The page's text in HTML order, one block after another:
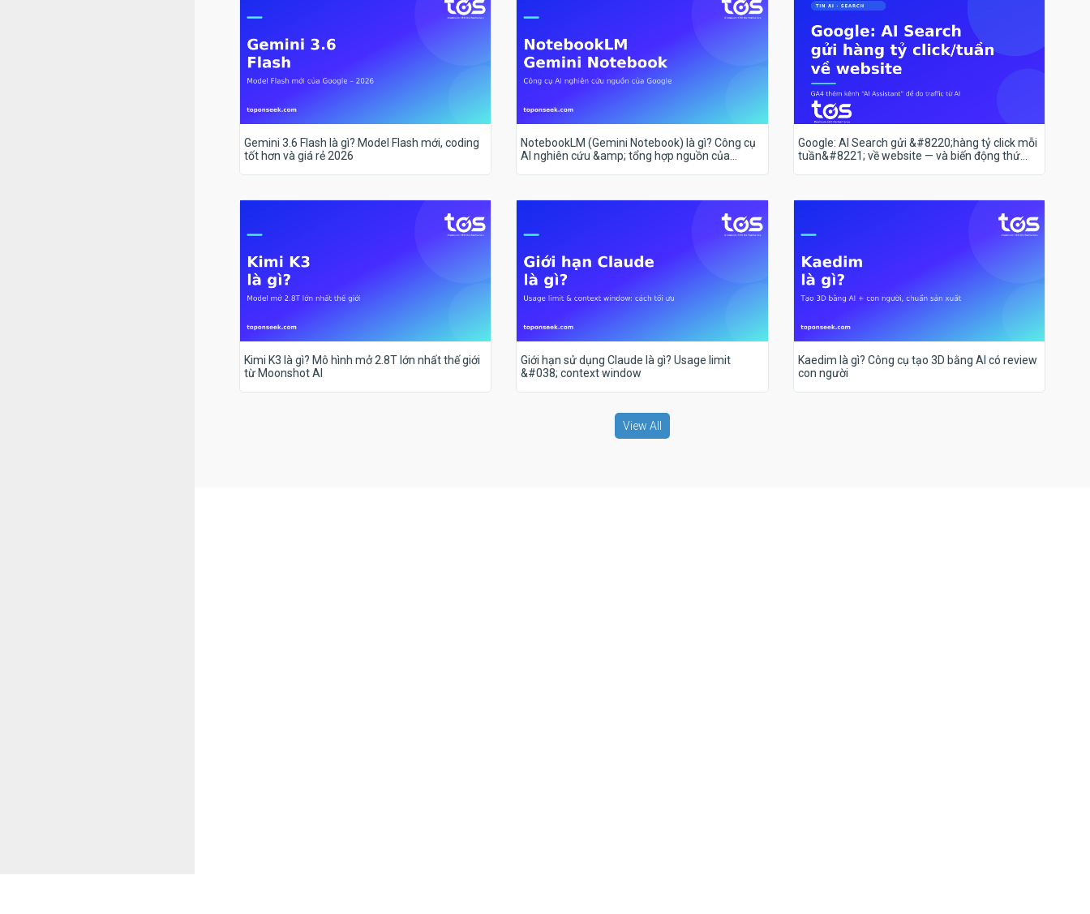
Gemini 3.6 Flash là gì? Model Flash mới, coding
tốt hơn và giá rẻ 2026
NotebookLM (Gemini Notebook) là gì? Công cụ
AI nghiên cứu &amp; tổng hợp nguồn của
Google: AI Search gửi &#8220;hàng tỷ click mỗi
tuần&#8221; về website — và biến động thứ
Kimi K3 là gì? Mô hình mở 2.8T lớn nhất thế giới
từ Moonshot AI
Giới hạn sử dụng Claude là gì? Usage limit
&#038; context window
Kaedim là gì? Công cụ tạo 3D bằng AI có review
con người
View All